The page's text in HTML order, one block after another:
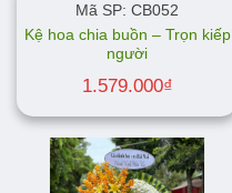
Mã SP: CB052
Kệ hoa chia buồn – Trọn kiếp
người
1.579.000₫